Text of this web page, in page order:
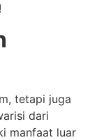
tetapi juga
dari
manfaat luar